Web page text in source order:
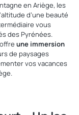
en Ariège, les
d’une beauté
vous
des Pyrénées.
une immersion
de paysages
vos vacances